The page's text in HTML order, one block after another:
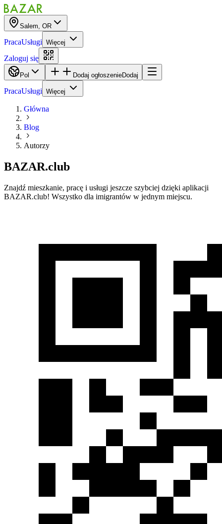
Salem, OR
PracaUsługi Więcej
Zaloguj się
Pol Dodaj ogłoszenieDodaj
PracaUsługi Więcej
Główna
Blog
Autorzy
BAZAR.club
Znajdź mieszkanie, pracę i usługi jeszcze szybciej dzięki aplikacji
BAZAR.club! Wszystko dla imigrantów w jednym miejscu.